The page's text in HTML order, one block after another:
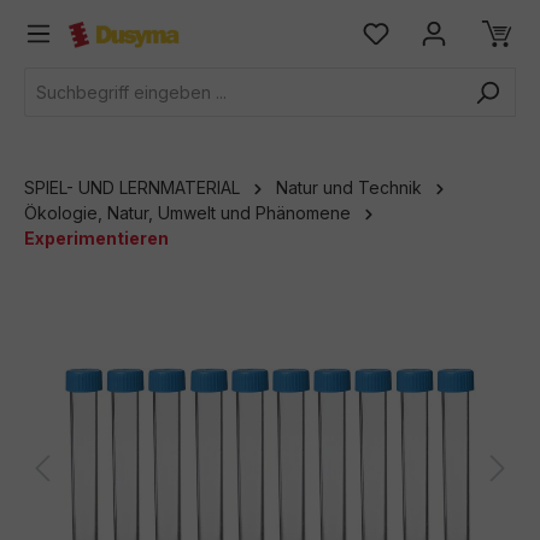
springen
SPIEL- UND LERNMATERIAL
Natur und Technik
Ökologie, Natur, Umwelt und Phänomene
Experimentieren